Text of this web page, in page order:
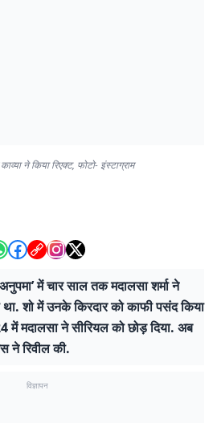
ने किया रिएक्ट, फोटो- इंस्टाग्राम
में चार साल तक मदालसा शर्मा ने
था. शो में उनके किरदार को काफी पसंद किया
में मदालसा ने सीरियल को छोड़ दिया. अब
ने रिवील की.
विज्ञापन